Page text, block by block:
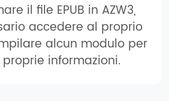
il file EPUB in AZW3,
accedere al proprio
alcun modulo per
informazioni.